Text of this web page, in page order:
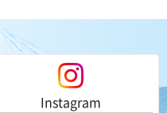
Instagram